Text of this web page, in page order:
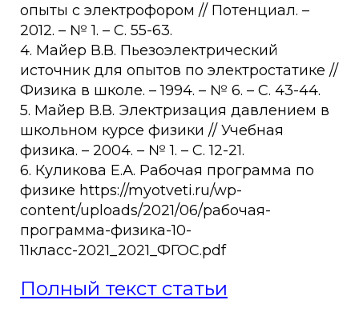
опыты с электрофором // Потенциал. –
2012. – № 1. – С. 55-63.
4. Майер В.В. Пьезоэлектрический
источник для опытов по электростатике //
Физика в школе. – 1994. – № 6. – C. 43-44.
5. Майер В.В. Электризация давлением в
школьном курсе физики // Учебная
физика. – 2004. – № 1. – С. 12-21.
6. Куликова Е.А. Рабочая программа по
физике https://myotveti.ru/wp-
content/uploads/2021/06/рабочая-
программа-физика-10-
11класс-2021_2021_ФГОС.pdf
Полный текст статьи